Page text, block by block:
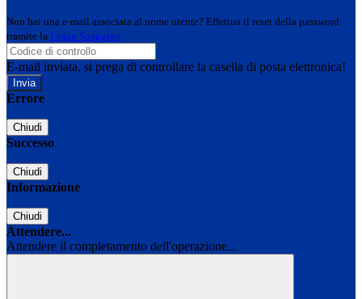
Non hai una e-mail associata al nome utente? Effettua il reset della password
tramite la Login Spaggiari
E-mail inviata, si prega di controllare la casella di posta elettronica!
Errore
Chiudi
Successo
Chiudi
Informazione
Chiudi
Attendere...
Attendere il completamento dell'operazione...